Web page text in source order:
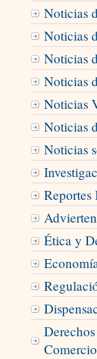
Noticias
Noticias
Noticias
Noticias
Noticias
Noticias
Noticias
Reportes
Ética y
Comercio